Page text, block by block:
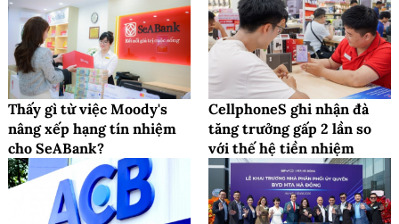
Thấy gì từ việc Moody's
nâng xếp hạng tín nhiệm
cho SeABank?
CellphoneS ghi nhận đà
tăng trưởng gấp 2 lần so
với thế hệ tiền nhiệm